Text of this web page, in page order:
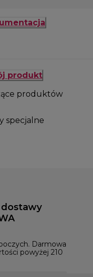
produkt
produktów
specjalne
dostawy
Darmowa
powyżej 210